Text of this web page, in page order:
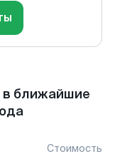
в ближайшие
Стоимость